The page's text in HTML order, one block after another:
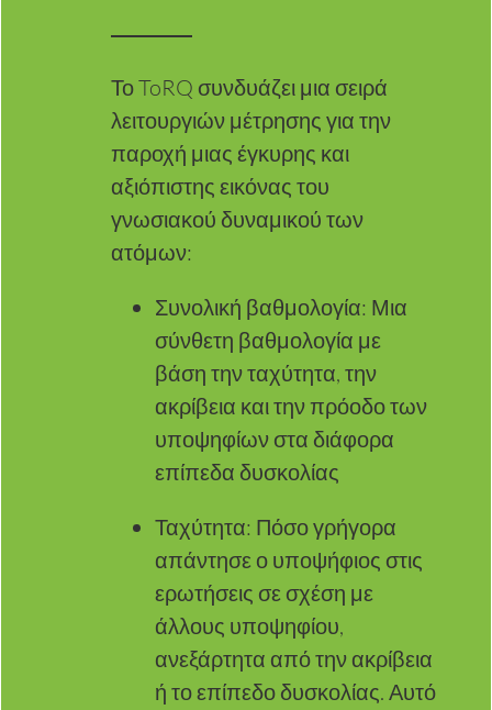
Το ToRQ συνδυάζει μια σειρά
λειτουργιών μέτρησης για την
παροχή μιας έγκυρης και
αξιόπιστης εικόνας του
γνωσιακού δυναμικού των
ατόμων:
Συνολική βαθμολογία: Μια
σύνθετη βαθμολογία με
βάση την ταχύτητα, την
ακρίβεια και την πρόοδο των
υποψηφίων στα διάφορα
επίπεδα δυσκολίας
Ταχύτητα: Πόσο γρήγορα
απάντησε ο υποψήφιος στις
ερωτήσεις σε σχέση με
άλλους υποψηφίου,
ανεξάρτητα από την ακρίβεια
ή το επίπεδο δυσκολίας. Αυτό